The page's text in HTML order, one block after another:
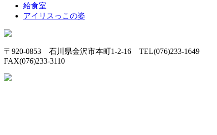
給食室
アイリスっこの姿
〒920-0853 石川県金沢市本町1-2-16 TEL(076)233-1649
FAX(076)233-3110